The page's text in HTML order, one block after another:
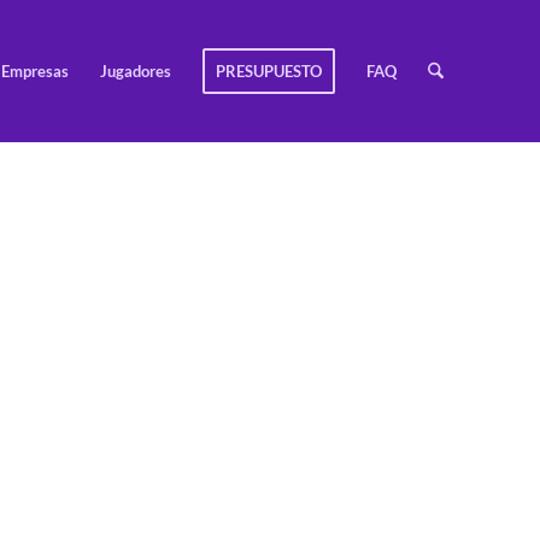
Empresas Jugadores PRESUPUESTO FAQ